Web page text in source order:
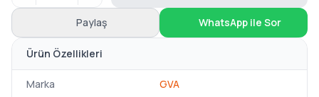
Paylaş WhatsApp ile Sor
Ürün Özellikleri
Marka GVA